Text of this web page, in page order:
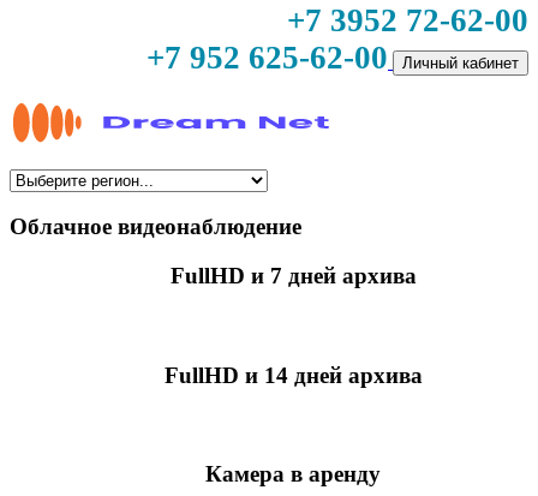
+7 3952 72-62-00
+7 952 625-62-00
Личный кабинет
Облачное видеонаблюдение
FullHD и 7 дней архива
FullHD и 14 дней архива
Камера в аренду